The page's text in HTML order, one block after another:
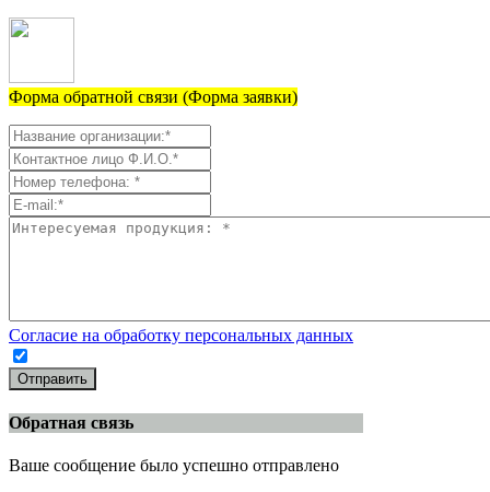
Форма обратной связи (Форма заявки)
Согласие на обработку персональных данных
Отправить
Обратная связь
Ваше сообщение было успешно отправлено